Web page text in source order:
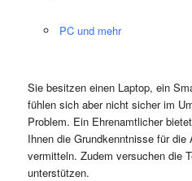
PC und mehr
Sie besitzen einen Laptop, ein
fühlen sich aber nicht sicher im
Problem. Ein Ehrenamtlicher
Ihnen die Grundkenntnisse für
vermitteln. Zudem versuchen die
unterstützen.